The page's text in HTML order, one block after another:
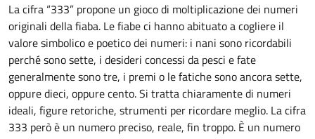
La cifra “333” propone un gioco di moltiplicazione dei numeri
originali della fiaba. Le fiabe ci hanno abituato a cogliere il
valore simbolico e poetico dei numeri: i nani sono ricordabili
perché sono sette, i desideri concessi da pesci e fate
generalmente sono tre, i premi o le fatiche sono ancora sette,
oppure dieci, oppure cento. Si tratta chiaramente di numeri
ideali, figure retoriche, strumenti per ricordare meglio. La cifra
333 però è un numero preciso, reale, fin troppo. È un numero